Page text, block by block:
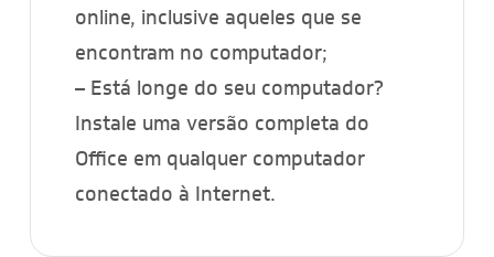
online, inclusive aqueles que se
encontram no computador;
– Está longe do seu computador?
Instale uma versão completa do
Office em qualquer computador
conectado à Internet.